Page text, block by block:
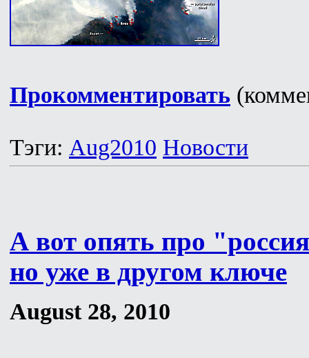
Прокомментировать
Тэги: Aug2010 Новости
А вот опять про
но уже в другом ключе
August 28, 2010